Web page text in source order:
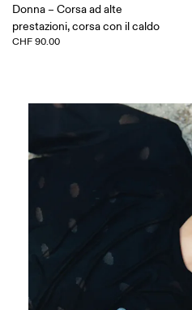
Donna – Corsa ad alte
prestazioni, corsa con il caldo
CHF 90.00